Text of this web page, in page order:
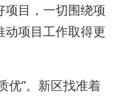
项目，一切围绕项
动项目工作取得更
优”。新区找准着